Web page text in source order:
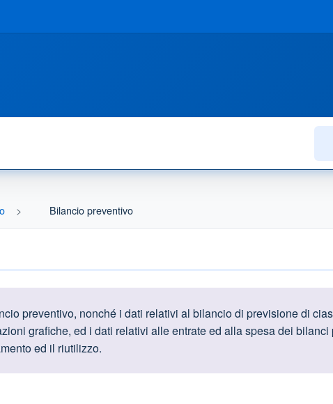
Bilancio preventivo
preventivo, nonché i dati relativi al bilancio di previsione di
grafiche, ed i dati relativi alle entrate ed alla spesa dei bilanci
ed il riutilizzo.